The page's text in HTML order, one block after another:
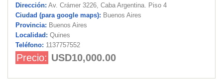
Dirección: Av. Crámer 3226, Caba Argentina. Piso 4
Ciudad (para google maps): Buenos Aires
Provincia: Buenos Aires
Localidad: Quines
Teléfono: 1137757552
Precio: USD10,000.00